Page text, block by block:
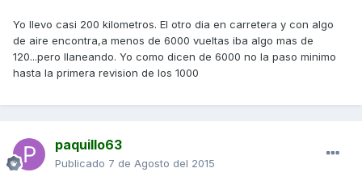
Yo llevo casi 200 kilometros. El otro dia en carretera y con algo
de aire encontra,a menos de 6000 vueltas iba algo mas de
120...pero llaneando. Yo como dicen de 6000 no la paso minimo
hasta la primera revision de los 1000
paquillo63
Publicado 7 de Agosto del 2015